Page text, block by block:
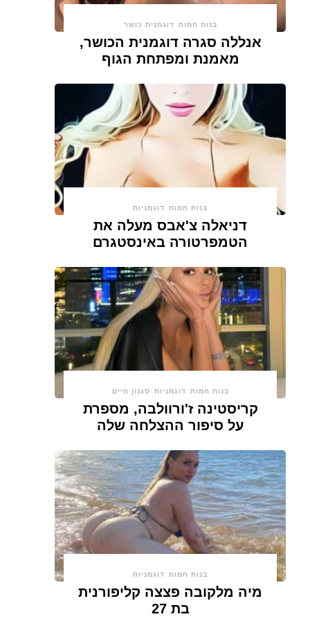
בנות חמות דוגמנית כושר
אנללה סגרה דוגמנית הכושר,
מאמנת ומפתחת הגוף
בנות חמות דוגמניות
דניאלה צ'אבס מעלה את
הטמפרטורה באינסטגרם
בנות חמות דוגמניות סגנון חיים
קריסטינה ז'ורוולבה, מספרת
על סיפור ההצלחה שלה
בנות חמות דוגמניות
מיה מלקובה פצצה קליפורנית
בת 27